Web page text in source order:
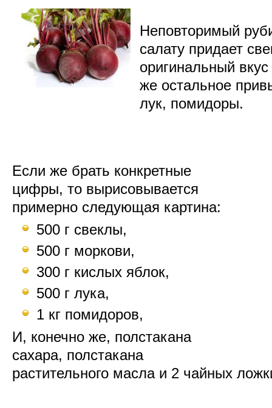
Неповторимый
салату придает
оригинальный
же остальное
лук, помидоры.
Если же брать конкретные
цифры, то вырисовывается
примерно следующая картина:
500 г свеклы,
500 г моркови,
300 г кислых яблок,
500 г лука,
1 кг помидоров,
И, конечно же, полстакана
сахара, полстакана
растительного масла и 2 чайных